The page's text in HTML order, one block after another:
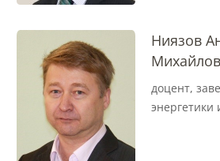
образовательной организации
Абитуриенту
Университет
Об университете
Ниязов
доцент,
энергетики